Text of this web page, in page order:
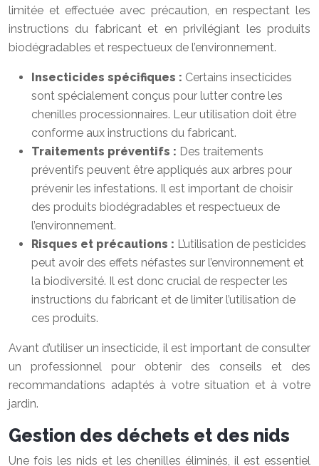
limitée et effectuée avec précaution, en respectant les
instructions du fabricant et en privilégiant les produits
biodégradables et respectueux de l’environnement.
Insecticides spécifiques : Certains insecticides
sont spécialement conçus pour lutter contre les
chenilles processionnaires. Leur utilisation doit être
conforme aux instructions du fabricant.
Traitements préventifs : Des traitements
préventifs peuvent être appliqués aux arbres pour
prévenir les infestations. Il est important de choisir
des produits biodégradables et respectueux de
l’environnement.
Risques et précautions : L’utilisation de pesticides
peut avoir des effets néfastes sur l’environnement et
la biodiversité. Il est donc crucial de respecter les
instructions du fabricant et de limiter l’utilisation de
ces produits.
Avant d’utiliser un insecticide, il est important de consulter
un professionnel pour obtenir des conseils et des
recommandations adaptés à votre situation et à votre
jardin.
Gestion des déchets et des nids
Une fois les nids et les chenilles éliminés, il est essentiel